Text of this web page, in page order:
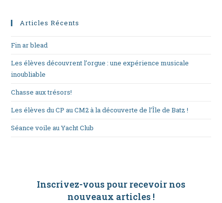
Articles Récents
Fin ar blead
Les élèves découvrent l’orgue : une expérience musicale
inoubliable
Chasse aux trésors!
Les élèves du CP au CM2 à la découverte de l’Île de Batz !
Séance voile au Yacht Club
Inscrivez-vous pour recevoir nos
nouveaux articles !